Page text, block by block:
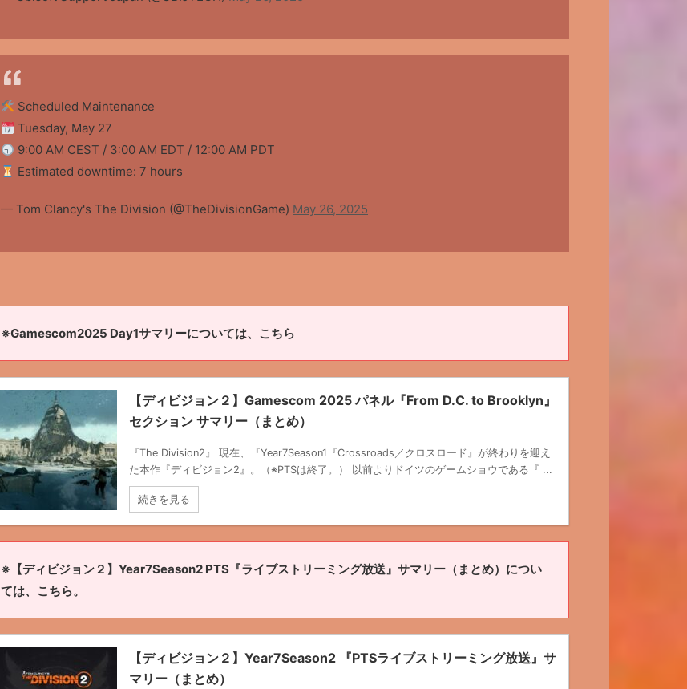
Scheduled Maintenance
Tuesday, May 27
9:00 AM CEST / 3:00 AM EDT / 12:00 AM PDT
Estimated downtime: 7 hours
— Tom Clancy's The Division (@TheDivisionGame) May 26, 2025
※Gamescom2025 Day1サマリーについては、こちら
【ディビジョン２】Gamescom 2025 パネル『From D.C. to Brooklyn』
セクション サマリー（まとめ）
『The Division2』 現在、『Year7Season1『Crossroads／クロスロード』が終わりを迎え
た本作『ディビジョン2』。（※PTSは終了。） 以前よりドイツのゲームショウである『 ...
続きを見る
※【ディビジョン２】Year7Season2 PTS『ライブストリーミング放送』サマリー（まとめ）につい
ては、こちら。
【ディビジョン２】Year7Season2 『PTSライブストリーミング放送』サ
マリー（まとめ）